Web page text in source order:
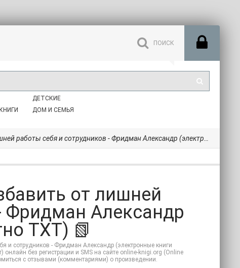
ДЕТСКИЕ
ДОМ И СЕМЬЯ
и сотрудников - Фридман Александр (электронные книги бесплатно TXT) 📗
от лишней
Фридман Александр
TXT) 📗
и сотрудников - Фридман Александр (электронные книги
без регистрации и SMS на сайте online-knigi.org (Online
с отзывами (комментариями) о произведении.